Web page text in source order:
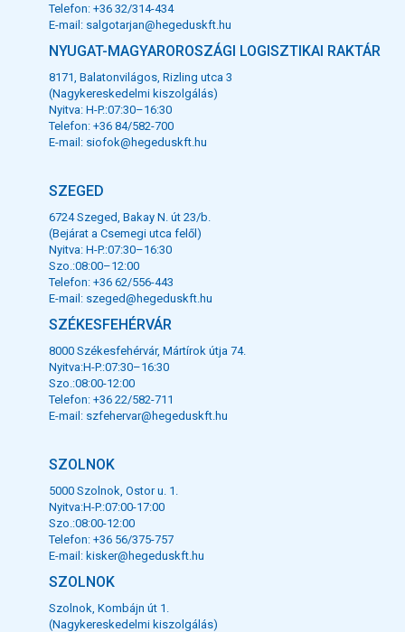
Telefon: +36 32/314-434
E-mail: salgotarjan@hegeduskft.hu
NYUGAT-MAGYAROROSZÁGI LOGISZTIKAI RAKTÁR
8171, Balatonvilágos, Rizling utca 3
(Nagykereskedelmi kiszolgálás)
Nyitva: H-P.:07:30–16:30
Telefon: +36 84/582-700
E-mail: siofok@hegeduskft.hu
SZEGED
6724 Szeged, Bakay N. út 23/b.
(Bejárat a Csemegi utca felől)
Nyitva: H-P.:07:30–16:30
Szo.:08:00–12:00
Telefon: +36 62/556-443
E-mail: szeged@hegeduskft.hu
SZÉKESFEHÉRVÁR
8000 Székesfehérvár, Mártírok útja 74.
Nyitva:H-P.:07:30–16:30
Szo.:08:00-12:00
Telefon: +36 22/582-711
E-mail: szfehervar@hegeduskft.hu
SZOLNOK
5000 Szolnok, Ostor u. 1.
Nyitva:H-P.:07:00-17:00
Szo.:08:00-12:00
Telefon: +36 56/375-757
E-mail: kisker@hegeduskft.hu
SZOLNOK
Szolnok, Kombájn út 1.
(Nagykereskedelmi kiszolgálás)